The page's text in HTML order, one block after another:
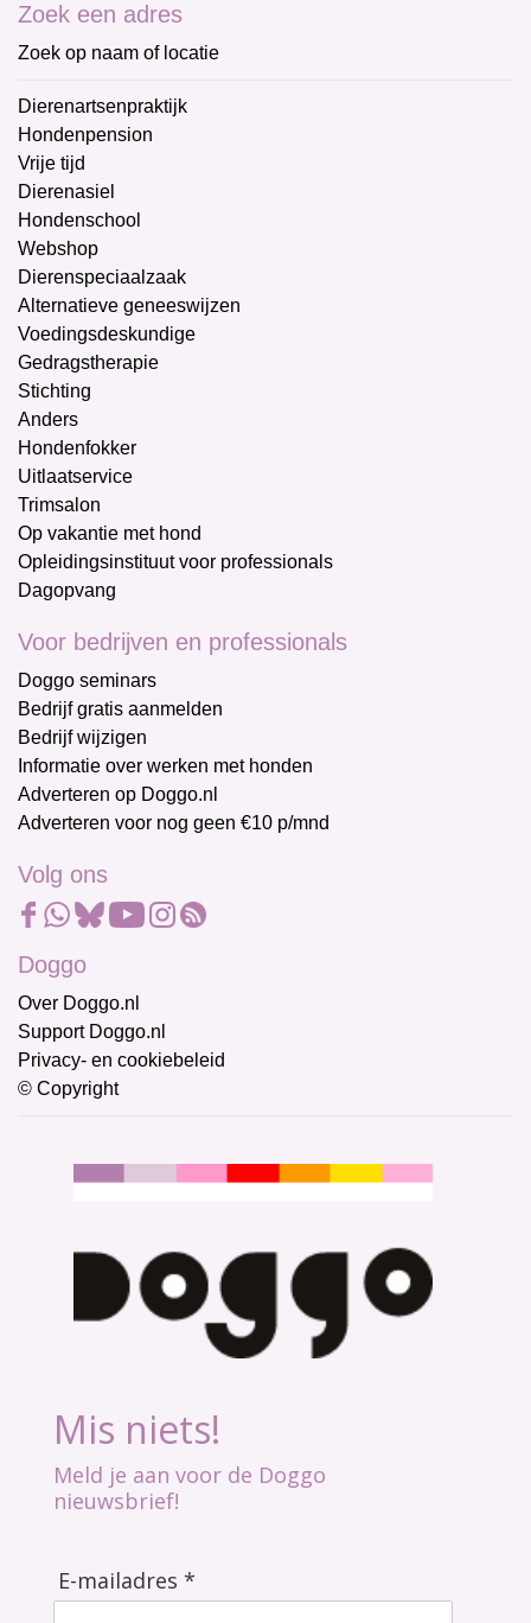
Zoek een adres
Zoek op naam of locatie
Dierenartsenpraktijk
Hondenpension
Vrije tijd
Dierenasiel
Hondenschool
Webshop
Dierenspeciaalzaak
Alternatieve geneeswijzen
Voedingsdeskundige
Gedragstherapie
Stichting
Anders
Hondenfokker
Uitlaatservice
Trimsalon
Op vakantie met hond
Opleidingsinstituut voor professionals
Dagopvang
Voor bedrijven en professionals
Doggo seminars
Bedrijf gratis aanmelden
Bedrijf wijzigen
Informatie over werken met honden
Adverteren op Doggo.nl
Adverteren voor nog geen €10 p/mnd
Volg ons
Doggo
Over Doggo.nl
Support Doggo.nl
Privacy- en cookiebeleid
© Copyright
Mis niets!
Meld je aan voor de Doggo
nieuwsbrief!
E-mailadres *